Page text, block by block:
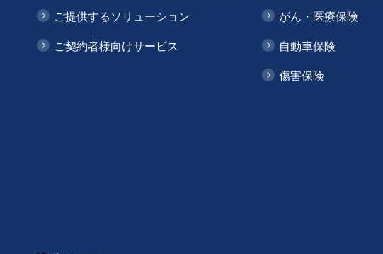
ご提供するソリューション
ご契約者様向けサービス
がん・医療保険
自動車保険
傷害保険